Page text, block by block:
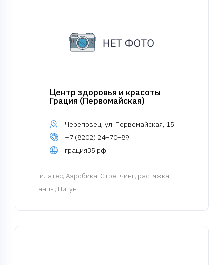
Центр здоровья и красоты
Грация (Первомайская)
Череповец, ул. Первомайская, 15
+7 (8202) 24–70–89
грация35.рф
Пилатес; Аэробика; Стретчинг; растяжка;
Танцы; Цигун...